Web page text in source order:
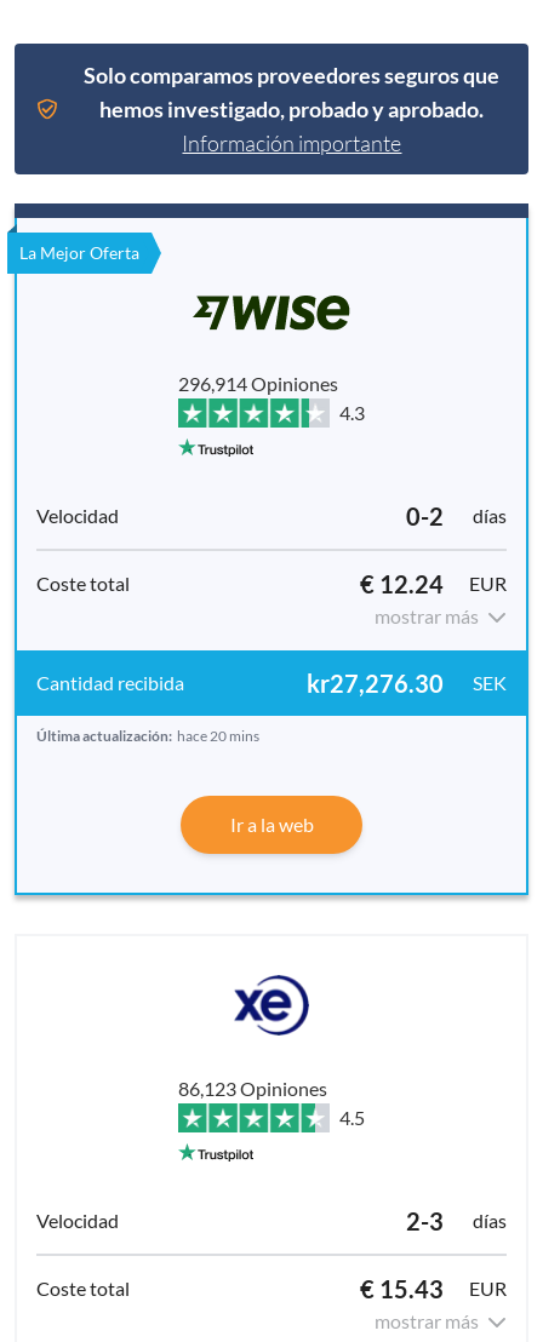
Solo comparamos proveedores seguros que
hemos investigado, probado y aprobado.
Información importante
La Mejor Oferta
296,914 Opiniones
4.3
0-2 días
€ 12.24
EUR
mostrar más
kr27,276.30 SEK
Última actualización: hace 20 mins
Ir a la web
86,123 Opiniones
4.5
2-3 días
€ 15.43
EUR
mostrar más